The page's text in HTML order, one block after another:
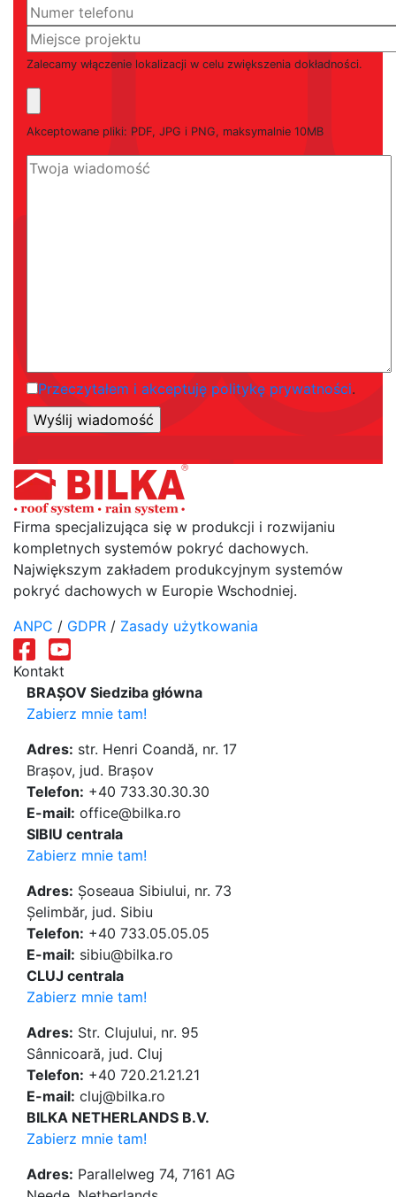
Zalecamy włączenie lokalizacji w celu zwiększenia dokładności.
Akceptowane pliki: PDF, JPG i PNG, maksymalnie 10MB
Przeczytałem i akceptuję politykę prywatności.
Firma specjalizująca się w produkcji i rozwijaniu
kompletnych systemów pokryć dachowych.
Największym zakładem produkcyjnym systemów
pokryć dachowych w Europie Wschodniej.
ANPC / GDPR / Zasady użytkowania
Kontakt
BRAȘOV Siedziba główna
Zabierz mnie tam!
Adres: str. Henri Coandă, nr. 17
Brașov, jud. Brașov
Telefon: +40 733.30.30.30
E-mail: office@bilka.ro
SIBIU centrala
Zabierz mnie tam!
Adres: Șoseaua Sibiului, nr. 73
Șelimbăr, jud. Sibiu
Telefon: +40 733.05.05.05
E-mail: sibiu@bilka.ro
CLUJ centrala
Zabierz mnie tam!
Adres: Str. Clujului, nr. 95
Sânnicoară, jud. Cluj
Telefon: +40 720.21.21.21
E-mail: cluj@bilka.ro
BILKA NETHERLANDS B.V.
Zabierz mnie tam!
Adres: Parallelweg 74, 7161 AG